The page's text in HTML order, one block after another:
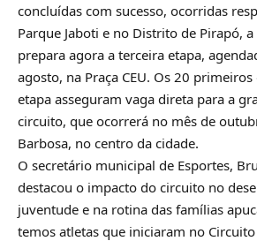
concluídas com sucesso, ocorridas
Parque Jaboti e no Distrito de Pirapó,
prepara agora a terceira etapa,
agosto, na Praça CEU. Os 20
etapa asseguram vaga direta para a
circuito, que ocorrerá no mês de
Barbosa, no centro da cidade.
O secretário municipal de Esportes,
destacou o impacto do circuito no
juventude e na rotina das famílias
temos atletas que iniciaram no